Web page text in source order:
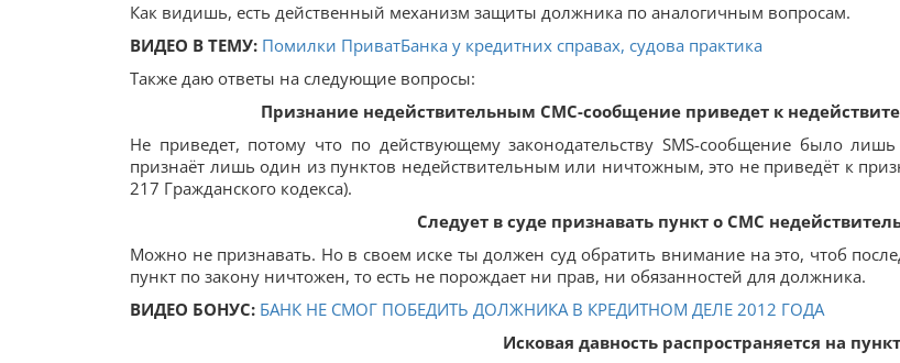
Как видишь, есть действенный механизм защиты должника по аналогичным вопросам.
ВИДЕО В ТЕМУ: Помилки ПриватБанка у кредитних справах, судова практика
Также даю ответы на следующие вопросы:
Признание недействительным СМС-сообщение приведет к
Не приведет, потому что по действующему законодательству SMS-сообщение было
признаёт лишь один из пунктов недействительным или ничтожным, это не приведёт к
217 Гражданского кодекса).
Следует в суде признавать пункт о СМС
Можно не признавать. Но в своем иске ты должен суд обратить внимание на это, чтоб
пункт по закону ничтожен, то есть не порождает ни прав, ни обязанностей для должника.
ВИДЕО БОНУС: БАНК НЕ СМОГ ПОБЕДИТЬ ДОЛЖНИКА В КРЕДИТНОМ ДЕЛЕ 2012 ГОДА
Исковая давность распространяется на